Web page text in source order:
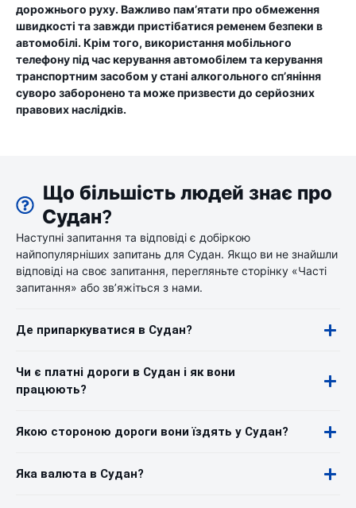
дорожнього руху. Важливо пам’ятати про обмеження
швидкості та завжди пристібатися ременем безпеки в
автомобілі. Крім того, використання мобільного
телефону під час керування автомобілем та керування
транспортним засобом у стані алкогольного сп’яніння
суворо заборонено та може призвести до серйозних
правових наслідків.
Що більшість людей знає про
Судан?
Наступні запитання та відповіді є добіркою
найпопулярніших запитань для Судан. Якщо ви не знайшли
відповіді на своє запитання, перегляньте сторінку «Часті
запитання» або зв’яжіться з нами.
Де припаркуватися в Судан?
Чи є платні дороги в Судан і як вони
працюють?
Якою стороною дороги вони їздять у Судан?
Яка валюта в Судан?